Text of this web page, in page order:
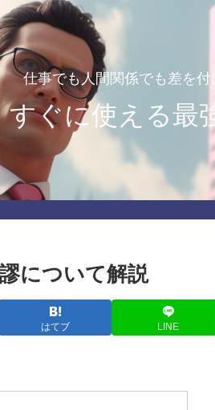
仕事でも人間関係でも差を
すぐに使える最
について解説
はてブ LINE